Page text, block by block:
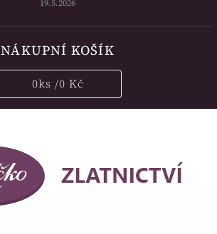
19.5.2026
NÁKUPNÍ KOŠÍK
0ks /0 Kč